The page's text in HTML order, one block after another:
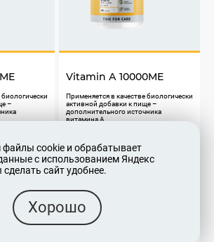
–
и
функции
Vitamin А 10000ME
​Применяется в качестве биологически
активной добавки к пище –
дополнительного источника
витамина А
Улучшение состояния кожи
Не является лекарственным
средством
690
cookie и обрабатывает
с использованием Яндекс
сайт удобнее.
Хорошо